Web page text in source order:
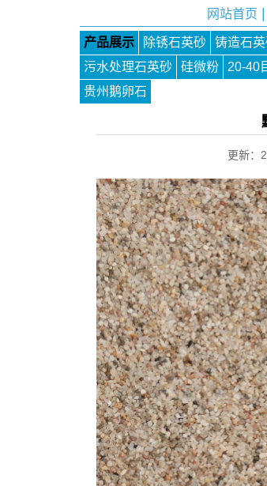
网站首页
产品展示 除锈石英砂 铸造石
污水处理石英砂
硅微粉 20-40
贵州鹅卵石
更新：